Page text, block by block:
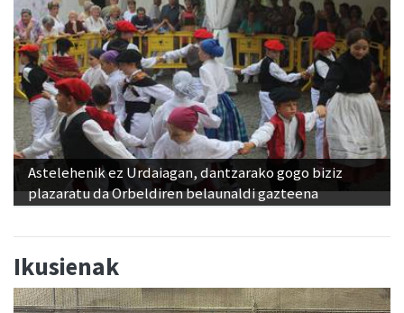
Astelehenik ez Urdaiagan, dantzarako gogo biziz
plazaratu da Orbeldiren belaunaldi gazteena
Ikusienak